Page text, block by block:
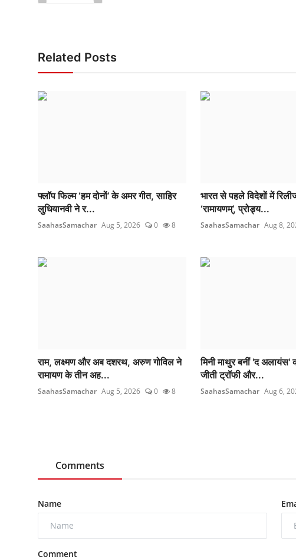
Related Posts
फ्लॉप फिल्म ‘हम दोनों’ के अमर गीत, साहिर
लुधियानवी ने र...
SaahasSamachar Aug 5, 2026 0 8
भारत से पहले विदेशों में
‘रामायणम्’, प्रोड्य...
SaahasSamachar Aug 8,
राम, लक्ष्मण और अब दशरथ, अरुण गोविल ने
रामायण के तीन अह...
SaahasSamachar Aug 5, 2026 0 8
मिनी माथुर बनीं 'द अलायंस'
जीती ट्रॉफी और...
SaahasSamachar Aug 6,
Comments
Name
Comment